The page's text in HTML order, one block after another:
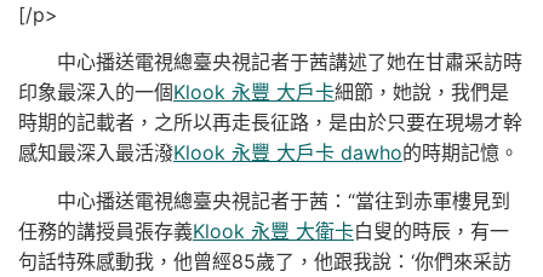
[/p>
中心播送電視總臺央視記者于茜講述了她在甘肅采訪時
印象最深入的一個Klook 永豐 大戶卡細節，她說，我們是
時期的記載者，之所以再走長征路，是由於只要在現場才幹
感知最深入最活潑Klook 永豐 大戶卡 dawho的時期記憶。
中心播送電視總臺央視記者于茜：“當往到赤軍樓見到
任務的講授員張存義Klook 永豐 大衛卡白叟的時辰，有一
句話特殊感動我，他曾經85歲了，他跟我說：‘你們來采訪